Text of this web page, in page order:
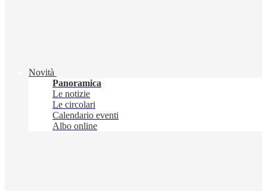
Novità
Panoramica
Le notizie
Le circolari
Calendario eventi
Albo online